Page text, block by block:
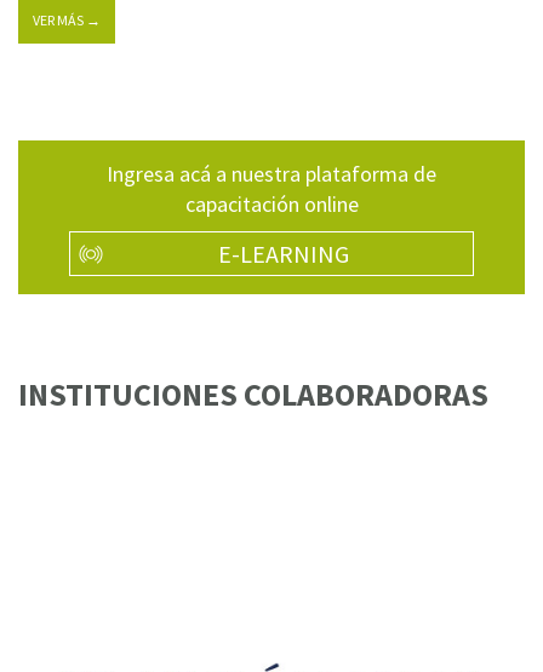
VER MÁS →
Ingresa acá a nuestra plataforma de
capacitación online
E-LEARNING
INSTITUCIONES COLABORADORAS